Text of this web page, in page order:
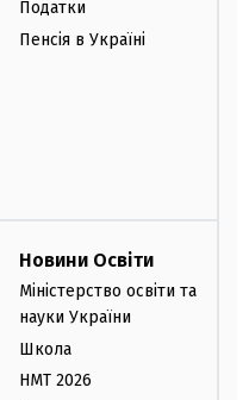
Податки
Пенсія в Україні
Новини Освіти
Міністерство освіти та
науки України
Школа
НМТ 2026